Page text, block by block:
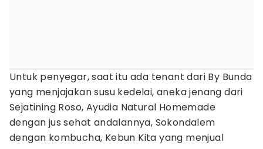
Untuk penyegar, saat itu ada tenant dari By Bunda
yang menjajakan susu kedelai, aneka jenang dari
Sejatining Roso, Ayudia Natural Homemade
dengan jus sehat andalannya, Sokondalem
dengan kombucha, Kebun Kita yang menjual